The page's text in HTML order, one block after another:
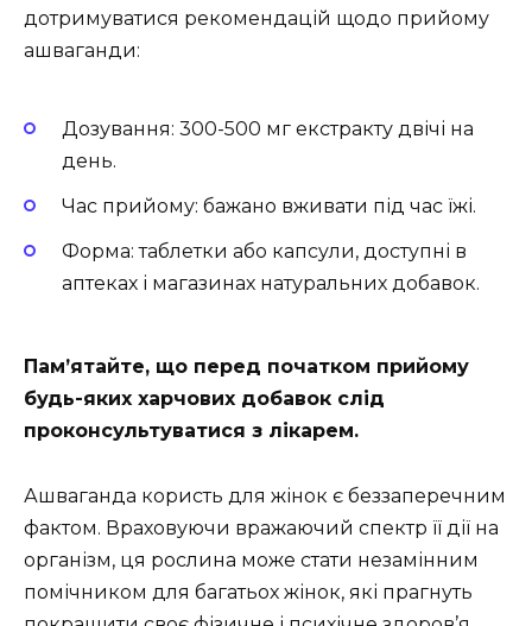
дотримуватися рекомендацій щодо прийому
ашваганди:
Дозування: 300-500 мг екстракту двічі на
день.
Час прийому: бажано вживати під час їжі.
Форма: таблетки або капсули, доступні в
аптеках і магазинах натуральних добавок.
Пам’ятайте, що перед початком прийому
будь-яких харчових добавок слід
проконсультуватися з лікарем.
Ашваганда користь для жінок є беззаперечним
фактом. Враховуючи вражаючий спектр її дії на
організм, ця рослина може стати незамінним
помічником для багатьох жінок, які прагнуть